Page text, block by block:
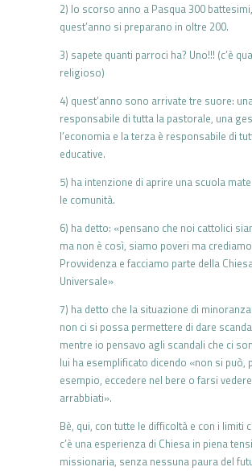
2) lo scorso anno a Pasqua 300
quest’anno si preparano in oltre 200.
3) sapete quanti parroci ha? Uno!!! (c’è
religioso)
4) quest’anno sono arrivate tre suore:
responsabile di tutta la pastorale, una
l’economia e la terza è responsabile di
educative.
5) ha intenzione di aprire una scuola
le comunità.
6) ha detto: «pensano che noi cattolici
ma non è così, siamo poveri ma
Provvidenza e facciamo parte della
Universale»
7) ha detto che la situazione di
non ci si possa permettere di dare
mentre io pensavo agli scandali che ci
lui ha esemplificato dicendo «non si può,
esempio, eccedere nel bere o farsi vedere
arrabbiati».
Bè, qui, con tutte le difficoltà e con i limiti
c’è una esperienza di Chiesa in piena
missionaria, senza nessuna paura del